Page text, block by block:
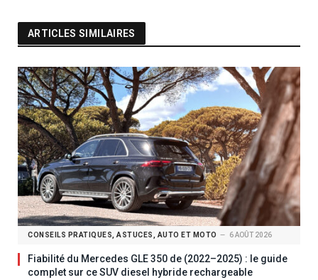
ARTICLES SIMILAIRES
CONSEILS PRATIQUES, ASTUCES, AUTO ET MOTO 6 AOÛT 2026
Fiabilité du Mercedes GLE 350 de (2022–2025) : le guide
complet sur ce SUV diesel hybride rechargeable